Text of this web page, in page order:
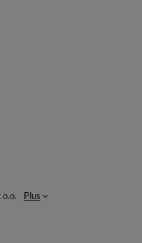
Plus